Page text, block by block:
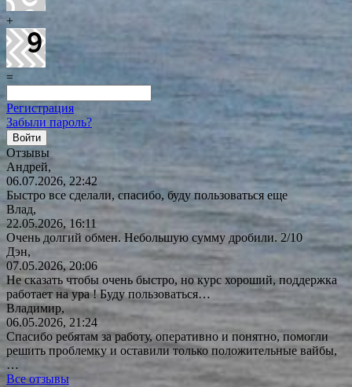
+
=
Регистрация
Забыли пароль?
Отзывы
Андрей,
06.07.2026, 22:42
Быстро все сделали, спасибо, буду пользоваться еще
Влад,
22.05.2026, 16:11
Очень долгий обмен. Небольшую сумму дробили. 2/10
Дэн,
07.05.2026, 20:06
Не сказать чтобы очень быстро, но курс хороший, поддержка
работает на ура ! Буду пользоваться…
Владимир,
06.05.2026, 21:24
Спасибо ребятам за работу, оперативно и понятно, помогли
решить проблемку и оставили только положительные вайбы,
…
Все отзывы